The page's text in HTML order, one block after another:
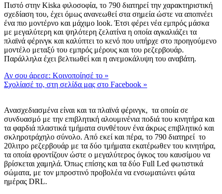
Πιστό στην Kiska φιλοσοφία, το 790 διατηρεί την χαρακτηριστική
σχεδίαση του, έχει όμως ανανεωθεί στα σημεία ώστε να αποπνέει
ένα πιο μοντέρνο και μάχιμο look. Έτσι φέρει νέα εμπρός μάσκα
με μεγαλύτερη και ψηλότερη ζελατίνα η οποία αγκαλιάζει τα
πλαϊνά φέρινγκ και καλύπτει το κενό που υπήρχε στο προηγούμενο
μοντέλο μεταξύ του εμπρός μέρους και του ρεζερβουάρ.
Παράλληλα έχει βελτιωθεί και η ανεμοκάλυψη του αναβάτη.
Αν σου άρεσε: Κοινοποίησέ το »
Σχολίασέ το, στη σελίδα μας στο Facebook »
Ανασχεδιασμένα είναι και τα πλαϊνά φέρινγκ, τα οποία σε
συνδυασμό με την επιβλητική αλουμινένια ποδιά του κινητήρα και
τα φαρδιά πλαστικά τμήματα συνθέτουν ένα άκρως επιβλητικό και
σκληροτράχηλο σύνολο. Από εκεί και πέρα, το 790 διατηρεί το
20λιτρο ρεζερβουάρ με τα δύο τμήματα εκατέρωθεν του κινητήρα,
τα οποία φροντίζουν ώστε ο μεγαλύτερος όγκος του καυσίμου να
βρίσκεται χαμηλά. Όπως επίσης και τα δύο Full Led φωτιστικά
σώματα, με τον μπροστινό προβολέα να ενσωματώνει φώτα
ημέρας DRL.